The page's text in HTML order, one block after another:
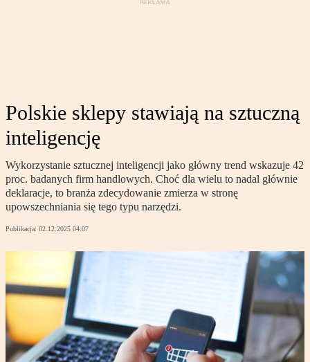
Polskie sklepy stawiają na sztuczną
inteligencję
Wykorzystanie sztucznej inteligencji jako główny trend wskazuje 42
proc. badanych firm handlowych. Choć dla wielu to nadal głównie
deklaracje, to branża zdecydowanie zmierza w stronę
upowszechniania się tego typu narzędzi.
Publikacja: 02.12.2025 04:07